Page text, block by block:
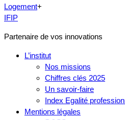
Logement+
IFIP
Partenaire de vos innovations
L’institut
Nos missions
Chiffres clés 2025
Un savoir-faire
Index Egalité
Mentions légales